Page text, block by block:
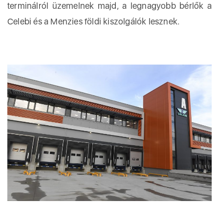
terminálról üzemelnek majd, a legnagyobb bérlők a
Celebi és a Menzies földi kiszolgálók lesznek.